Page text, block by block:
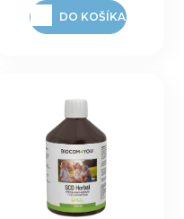
DO KOŠÍKA